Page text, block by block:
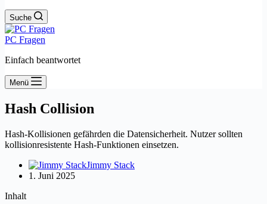
Suche
PC Fragen
Einfach beantwortet
Menü
Hash Collision
Hash-Kollisionen gefährden die Datensicherheit. Nutzer sollten
kollisionresistente Hash-Funktionen einsetzen.
Jimmy Stack
1. Juni 2025
Inhalt